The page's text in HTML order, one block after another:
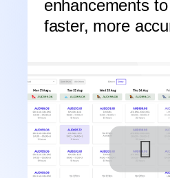
enhancements
faster, more